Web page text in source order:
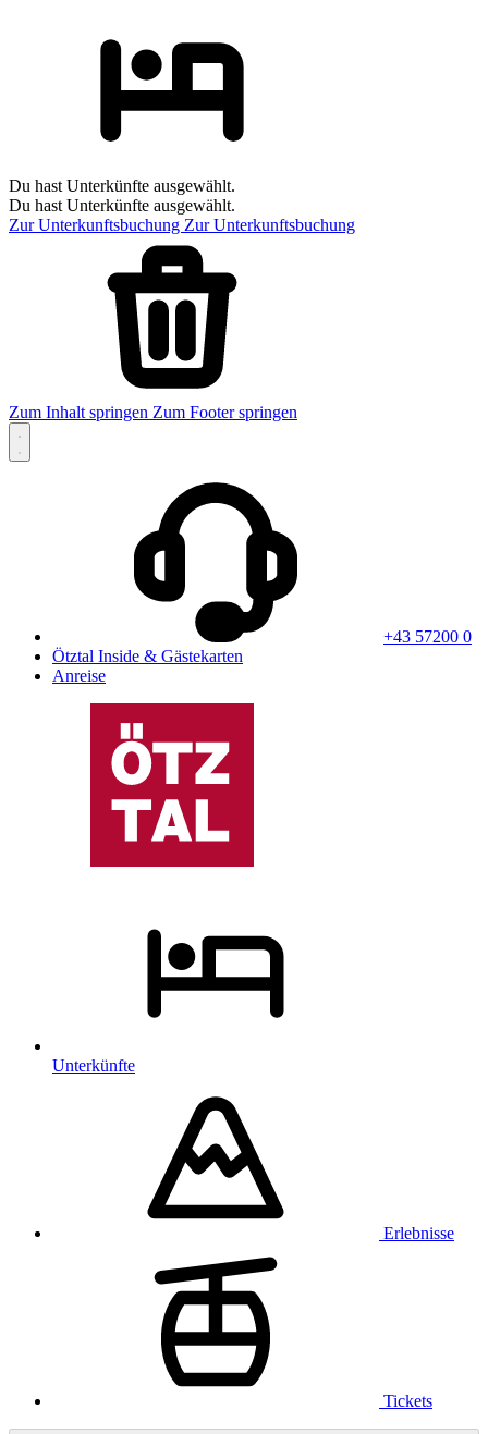
Du hast Unterkünfte ausgewählt.
Du hast Unterkünfte ausgewählt.
Zur Unterkunftsbuchung Zur Unterkunftsbuchung
Zum Inhalt springen Zum Footer springen
+43 57200 0
Ötztal Inside & Gästekarten
Anreise
Unterkünfte
Erlebnisse
Tickets